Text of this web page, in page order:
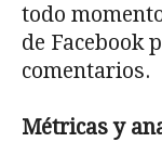
todo
de Facebook
comentarios.
Métricas y